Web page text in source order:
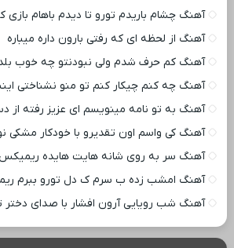
آهنگ چشام باریدم تورو تا دیدم باهام بازی
آهنگ از لحظه ای که رفتی بارون داره میباره
آهنگ کم حرف شدم ولی نبودنتو چه خوب
آهنگ چه کنم چیکار کنم تو منو نشناختی
آهنگ به تو نامه مینویسم ای عزیز رفته از
آهنگ کی واسم اون تقدیرو با خودکار مشکی
آهنگ سر به روی شانه هایت هایده
آهنگ امشب زده ب سرم ک دل تورو ببرم
آهنگ شب رویایی آرون افشار با صدای دختر